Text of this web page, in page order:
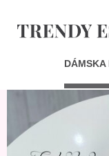
DÁMSKA